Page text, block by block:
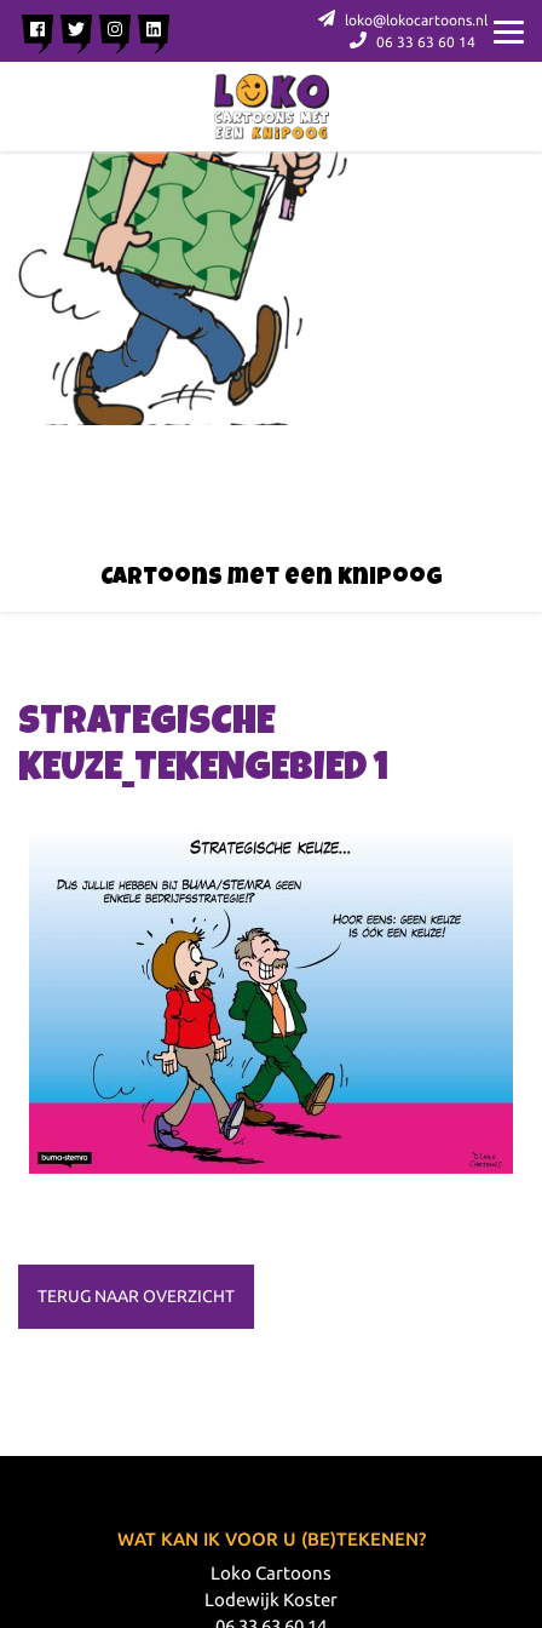
loko@lokocartoons.nl
06 33 63 60 14
Cartoons met een knipoog
STRATEGISCHE
KEUZE_TEKENGEBIED 1
TERUG NAAR OVERZICHT
WAT KAN IK VOOR U (BE)TEKENEN?
Loko Cartoons
Lodewijk Koster